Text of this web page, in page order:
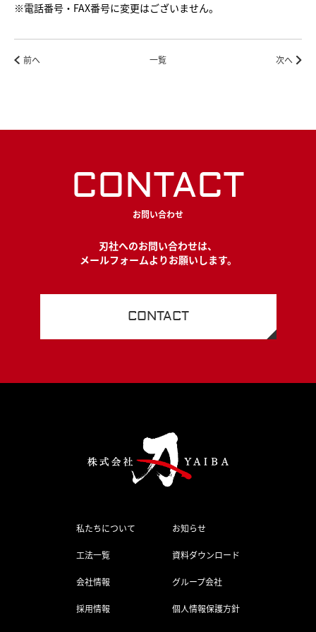
※電話番号・FAX番号に変更はございません。
前へ 一覧 次へ
CONTACT
お問い合わせ
刃社へのお問い合わせは、
メールフォームよりお願いします。
CONTACT
私たちについて お知らせ
工法一覧 資料ダウンロード
会社情報 グループ会社
採用情報 個人情報保護方針